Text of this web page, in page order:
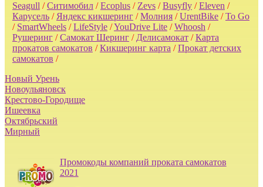
Seagull /Ситимобил/Ecoplus/ Zevs/Busyfly/Eleven /
Карусель/ Яндекс кикшеринг/Молния/UrentBike/To Go
/ SmartWheels/LifeStyle/YouDrive Lite/Whoosh /
Рушеринг/Самокат Шеринг/ Делисамокат/Карта
прокатов самокатов /Кикшеринг карта /Прокат детских
самокатов /
Новый Урень
Новоульяновск
Крестово-Городище
Ишеевка
Октябрьский
Мирный
Промокоды компаний проката самокатов
2021